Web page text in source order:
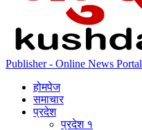
Publisher - Online News Portal
होमपेज
समाचार
प्रदेश
प्रदेश १